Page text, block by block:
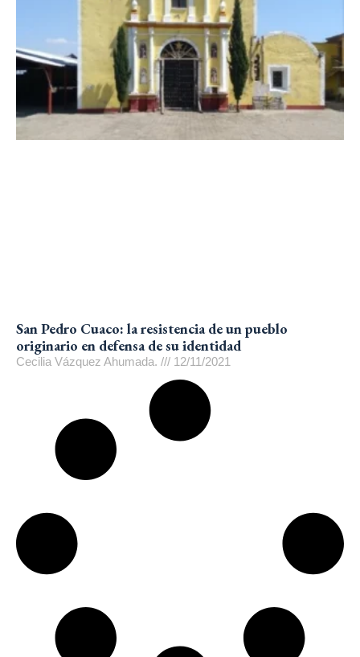
San Pedro Cuaco: la resistencia de un pueblo
originario en defensa de su identidad
Cecilia Vázquez Ahumada. 12/11/2021